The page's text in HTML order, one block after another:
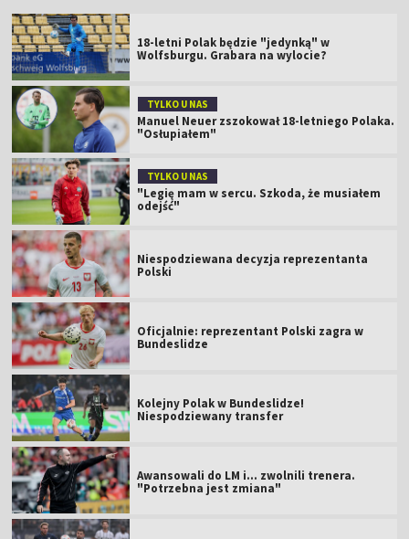
18-letni Polak będzie "jedynką" w
Wolfsburgu. Grabara na wylocie?
TYLKO U NAS
Manuel Neuer zszokował 18-letniego Polaka.
"Osłupiałem"
TYLKO U NAS
"Legię mam w sercu. Szkoda, że musiałem
odejść"
Niespodziewana decyzja reprezentanta
Polski
Oficjalnie: reprezentant Polski zagra w
Bundeslidze
Kolejny Polak w Bundeslidze!
Niespodziewany transfer
Awansowali do LM i... zwolnili trenera.
"Potrzebna jest zmiana"